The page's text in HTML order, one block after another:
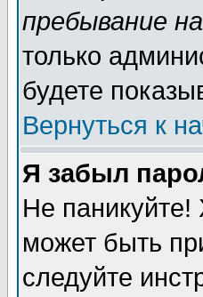
пребывание
только
будете
Вернуться к
Я забыл
Не
может быть
следуйте